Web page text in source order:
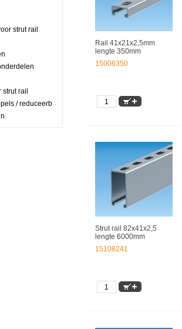
strut rail
rail
/ reduceerb
Rail 41x21x2,5mm
lengte 350mm
15006350
Strut rail 82x41x2,5
lengte 6000mm
15108241